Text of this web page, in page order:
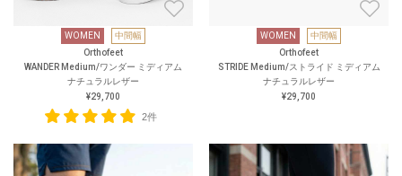
WOMEN
中間幅
Orthofeet
WANDER Medium/ワンダー ミディアム
ナチュラルレザー
¥29,700
2件
WOMEN
中間幅
Orthofeet
STRIDE Medium/ストライド ミディアム
ナチュラルレザー
¥29,700